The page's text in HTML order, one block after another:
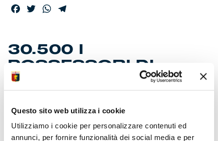
Questo sito web utilizza i cookie
Utilizziamo i cookie per personalizzare contenuti ed
annunci, per fornire funzionalità dei social media e per
Facebook
TwitterWhatsApp
30.500 I
POSSESSORI DI
TITOLO DI ACCESSO
Lutto per la scomparsa di Giuliano Musiello, ex
attaccante rossoblù alla fine degli anni ’70 per due
campionati. Il club porge le condoglianze a famigliari e